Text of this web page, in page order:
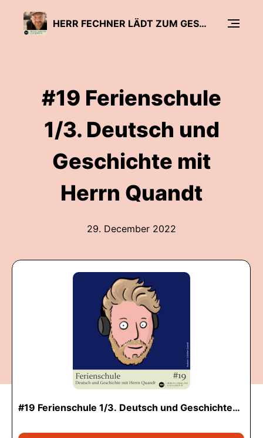
HERR FECHNER LÄDT ZUM GESPRÄCH - DER BILDUNGSPODCAST
#19 Ferienschule
1/3. Deutsch und
Geschichte mit
Herrn Quandt
29. December 2022